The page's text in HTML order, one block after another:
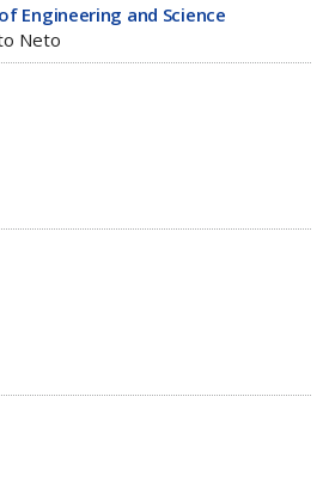
Engineering and Science
Neto